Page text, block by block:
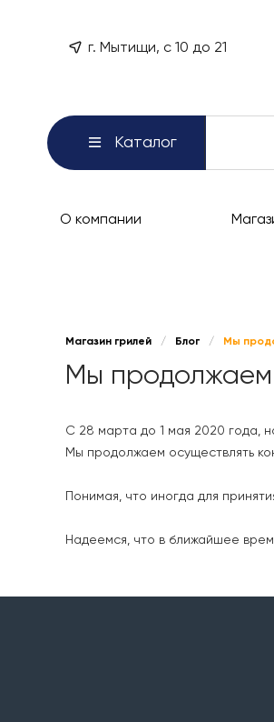
г. Мытищи, с 10 до 21
Каталог
О компании
Магазин грилей / Блог / Мы
Мы продолжаем
С 28 марта до 1 мая 2020 года,
Мы продолжаем осуществлять
Понимая, что иногда для
Надеемся, что в ближайшее